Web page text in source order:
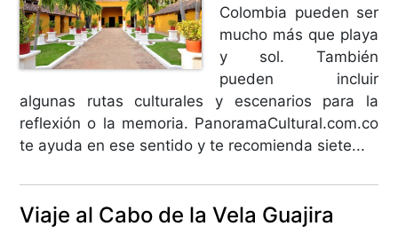
Colombia pueden ser
mucho más que playa
y sol. También
pueden incluir
algunas rutas culturales y escenarios para la
reflexión o la memoria. PanoramaCultural.com.co
te ayuda en ese sentido y te recomienda siete...
Viaje al Cabo de la Vela Guajira